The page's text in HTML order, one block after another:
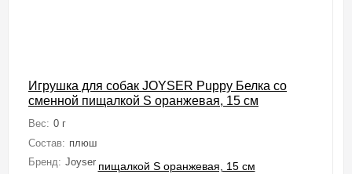
Игрушка для собак JOYSER Puppy Белка со
сменной пищалкой S оранжевая, 15 см
Вес: 0 г
Состав: плюш
Бренд: Joyser